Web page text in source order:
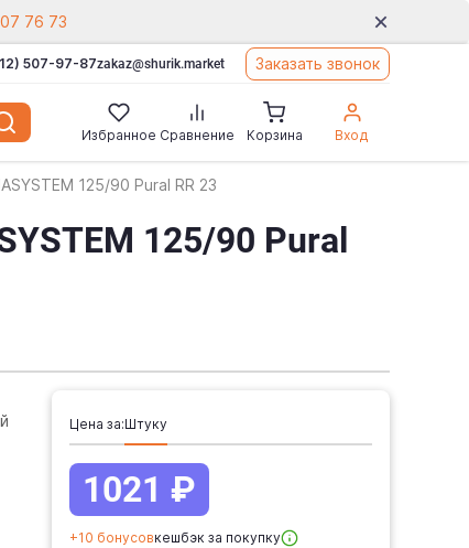
76 73
507-97-87zakaz@shurik.market Заказать звонок
Избранное Сравнение Корзина Вход
125/90 Pural RR 23
125/90 Pural
Цена за: штуку
1021 ₽
+10 бонусовкешбэк за покупку